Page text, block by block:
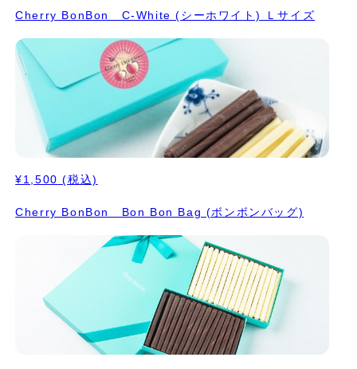
Cherry BonBon C-White (シーホワイト) Ｌサイズ
¥1,500 (税込)
Cherry BonBon Bon Bon Bag (ボンボンバッグ)